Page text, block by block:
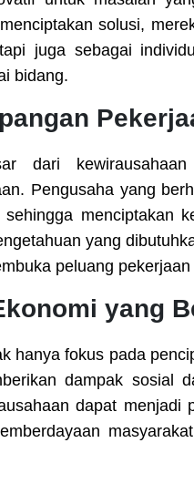
solusi,
juga sebagai
bidang.
dari
Pengusaha yang
menciptakan
yang
peluang
yang
hanya fokus pada
dampak sosial
dapat menjadi